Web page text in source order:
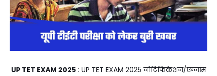
UP TET EXAM 2025 : UP TET EXAM 2025 नोटिफिकेशन/एग्जाम